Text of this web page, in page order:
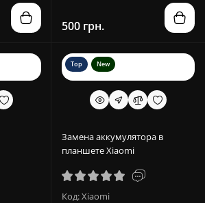
500 грн.
Top New
Замена аккумулятора в
планшете Xiaomi
Код: Xiaomi